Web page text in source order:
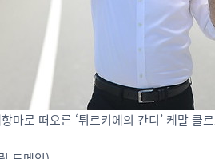
마로 떠오른 ‘튀르키에의 간디’ 케말 클